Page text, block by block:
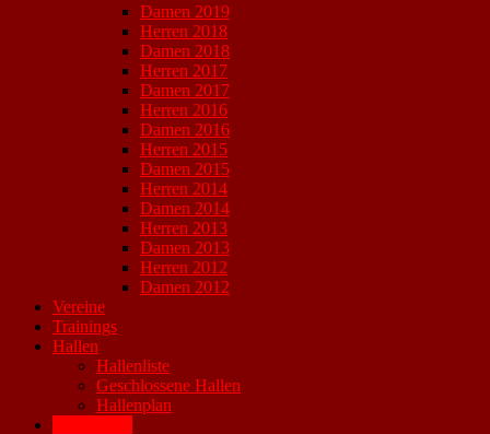
Damen 2019
Herren 2018
Damen 2018
Herren 2017
Damen 2017
Herren 2016
Damen 2016
Herren 2015
Damen 2015
Herren 2014
Damen 2014
Herren 2013
Damen 2013
Herren 2012
Damen 2012
Vereine
Trainings
Hallen
Hallenliste
Geschlossene Hallen
Hallenplan